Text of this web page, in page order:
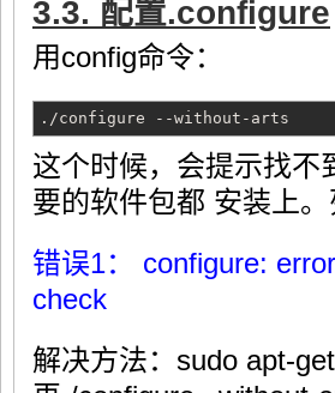
3.3. 配置.configure
用config命令：
./configure --without-arts
这个时候，会提示找不
要的软件包都 安装上。
错误1： configure:
check
解决方法：sudo apt-